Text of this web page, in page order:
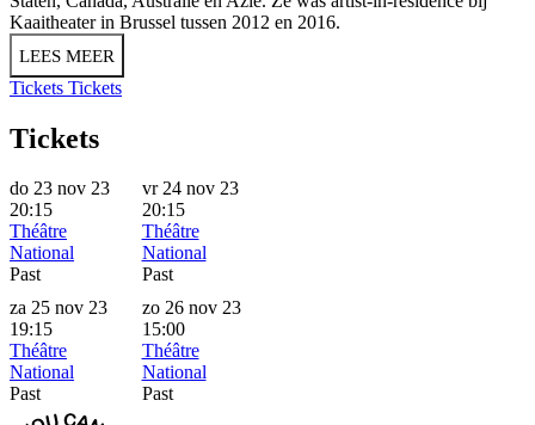
Kaaitheater in Brussel tussen 2012 en 2016.
LEES MEER
Tickets Tickets
Tickets
do 23 nov 23
20:15
Théâtre
National
Past
vr 24 nov 23
20:15
Théâtre
National
Past
za 25 nov 23
19:15
Théâtre
National
Past
zo 26 nov 23
15:00
Théâtre
National
Past